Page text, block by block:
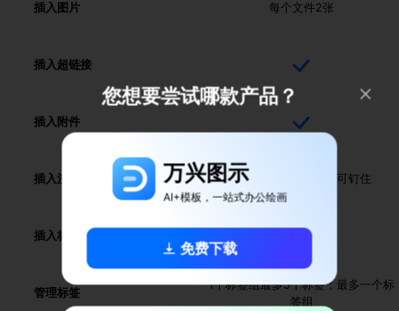
插入图片 每个文件2张
插入超链接
插入附件
插入注释 文字、图片、日期；可钉住
插入标签
管理标签
1个标签组最多5个标签；最多一个标
签组
您想要尝试哪款产品？
万兴图示
AI+模板，一站式办公绘画
免费下载